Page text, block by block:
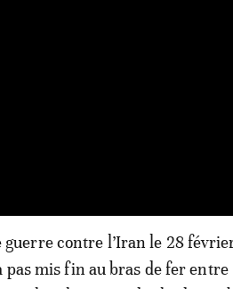
contre l’Iran le 28
pas mis fin au bras de fer entre